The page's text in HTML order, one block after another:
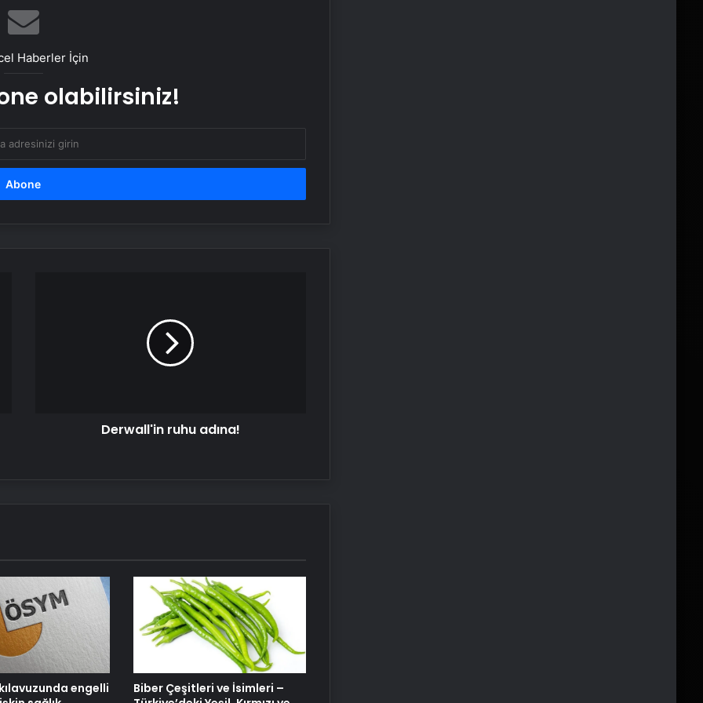
Menemen Nasıl Yazılır? TDK’ye Göre
Doğru Yazılışı Menemen Mi,
Haberler İçin
olabilirsiniz!
Derwall'in ruhu adına!
kılavuzunda engelli
Biber Çeşitleri ve İsimleri –